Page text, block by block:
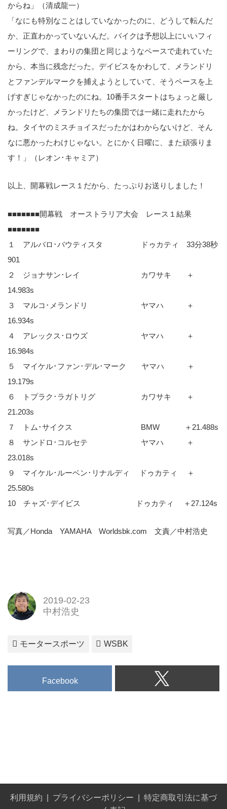
からね」（清成龍一）
「なにも特別なことはしていなかったのに、どうして転んだ
か、正直わかっていないんだ。バイクは予想以上にいいフィ
ーリングで、まわりの集団と同じようなペースで走れていた
から、本当に残念だった。デイビスをかわして、メランドリ
とファンデルマークを捕えようとしていて、そうペースを上
げすぎじゃなかったのにね。10番手スタートはちょっと厳し
かったけど、メランドリたちの集団では一緒に走れたから
ね。タイヤのミスチョイスだったかはわからないけど、そん
なに悪かったわけじゃない。とにかく日曜に、また頑張りま
す！」（レオン･キャミア）
以上、開幕戦レース１だから、たっぷりお送りしました！
■■■■■■■開幕戦 オーストラリア大会 レース１結果
■■■■■■■
１ アルバロ･バウティスタ ドゥカティ 33分38秒
901
２ ジョナサン･レイ カワサキ ＋
14.983s
３ マルコ･メランドリ ヤマハ ＋
16.934s
４ アレックス･ロウズ ヤマハ ＋
16.984s
５ マイケル･ファン･デル･マーク ヤマハ ＋
19.179s
６ トプラク･ラガトリグ カワサキ ＋
21.203s
７ トム･サイクス BMW ＋21.488s
８ サンドロ･コルセテ ヤマハ ＋
23.018s
９ マイケル･ルーベン･リナルディ ドゥカティ ＋
25.580s
10 チャズ･デイビス ドゥカティ ＋27.124s
写真／Honda YAMAHA Worldsbk.com 文責／中村浩史
2019-02-23
中村浩史
モータースポーツ WSBK
Facebook
利用規約 プライバシーポリシー
特定商取引法に基づ